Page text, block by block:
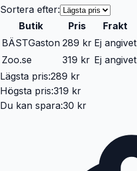
Sortera efter:
Butik
Pris Frakt
BÄSTGaston 289 kr Ej angivet
Zoo.se
319 kr Ej angivet
Lägsta pris:289 kr
Högsta pris:319 kr
Du kan spara:30 kr